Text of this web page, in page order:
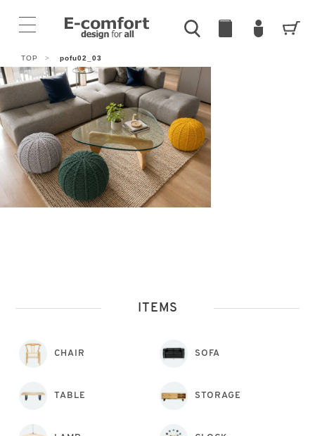
TOP > pofu02_03
ITEMS
CHAIR SOFA
TABLE STORAGE